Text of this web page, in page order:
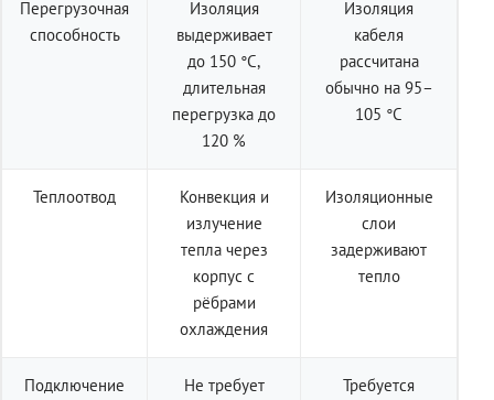
Перегрузочная
способность
Изоляция
выдерживает
до 150 °C,
длительная
перегрузка до
120 %
Изоляция
кабеля
рассчитана
обычно на 95–
105 °C
Теплоотвод
Конвекция и
излучение
тепла через
корпус с
рёбрами
охлаждения
Изоляционные
слои
задерживают
тепло
Подключение
Не требует
Требуется